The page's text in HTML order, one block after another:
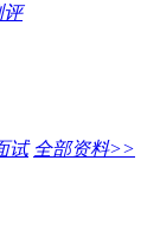
评
试 全部资料>>